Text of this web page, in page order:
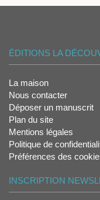
ÉDITIONS LA
La maison
Nous contacter
Déposer un manuscrit
Plan du site
Mentions légales
Politique de
Préférences des
INSCRIPTION